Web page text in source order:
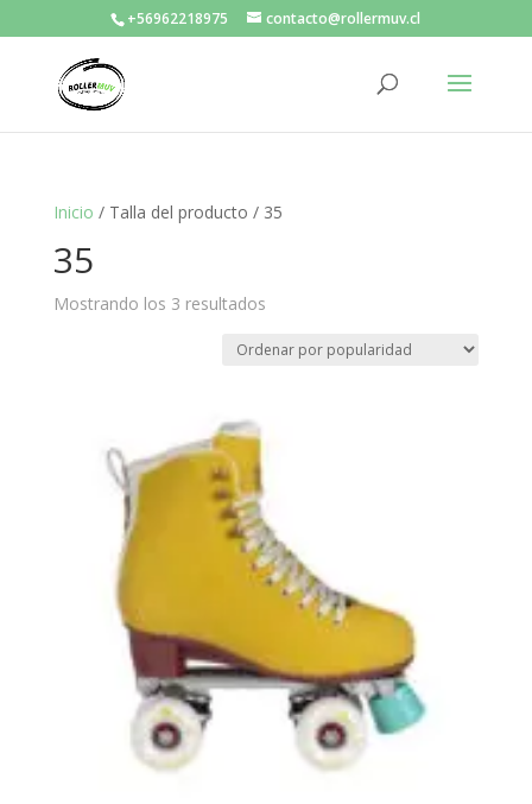
+56962218975 contacto@rollermuv.cl
Inicio / Talla del producto / 35
35
Mostrando los 3 resultados